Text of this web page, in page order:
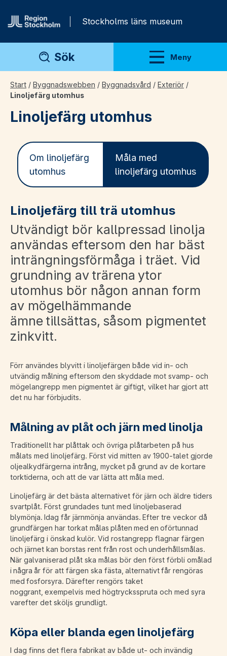
Stockholms läns museum
Sök Meny
Visa meny
Start / Byggnadswebben / Byggnadsvård / Exteriör /
Linoljefärg utomhus
Linoljefärg utomhus
Om linoljefärg
utomhus
Måla med
linoljefärg utomhus
Linoljefärg till trä utomhus
Utvändigt bör kallpressad linolja
användas eftersom den har bäst
inträngningsförmåga i träet. Vid
grundning av trärena ytor
utomhus bör någon annan form
av mögelhämmande
ämne tillsättas, såsom pigmentet
zinkvitt.
Förr användes blyvitt i linoljefärgen både vid in- och
utvändig målning eftersom den skyddade mot svamp- och
mögelangrepp men pigmentet är giftigt, vilket har gjort att
det nu har förbjudits.
Målning av plåt och järn med linolja
Traditionellt har plåttak och övriga plåtarbeten på hus
målats med linoljefärg. Först vid mitten av 1900-talet gjorde
oljealkydfärgerna intrång, mycket på grund av de kortare
torktiderna, och att de var lätta att måla med.
Linoljefärg är det bästa alternativet för järn och äldre tiders
svartplåt. Först grundades tunt med linoljebaserad
blymönja. Idag får järnmönja användas. Efter tre veckor då
grundfärgen har torkat målas plåten med en oförtunnad
linoljefärg i önskad kulör. Vid rostangrepp flagnar färgen
och järnet kan borstas rent från rost och underhållsmålas.
När galvaniserad plåt ska målas bör den först förbli omålad
i några år för att färgen ska fästa, alternativt får rengöras
med fosforsyra. Därefter rengörs taket
noggrant, exempelvis med högtrycksspruta och med syra
varefter det sköljs grundligt.
Köpa eller blanda egen linoljefärg
I dag finns det flera fabrikat av både ut- och invändig